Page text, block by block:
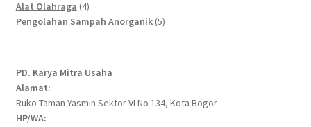
Alat Olahraga 44
products
Pengolahan Sampah Anorganik 55
PD. Karya Mitra Usaha
Alamat:
Ruko Taman Yasmin Sektor VI No 134, Kota Bogor
HP/WA: